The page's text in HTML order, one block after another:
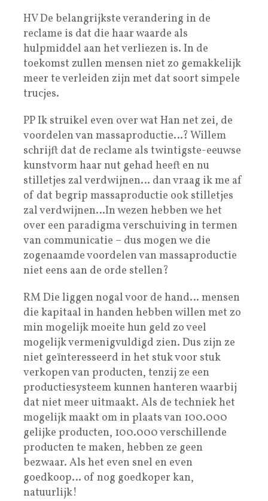
HV De belangrijkste verandering in de
reclame is dat die haar waarde als
hulpmiddel aan het verliezen is. In de
toekomst zullen mensen niet zo gemakkelijk
meer te verleiden zijn met dat soort simpele
trucjes.
PP Ik struikel even over wat Han net zei, de
voordelen van massaproductie…? Willem
schrijft dat de reclame als twintigste-eeuwse
kunstvorm haar nut gehad heeft en nu
stilletjes zal verdwijnen… dan vraag ik me af
of dat begrip massaproductie ook stilletjes
zal verdwijnen…In wezen hebben we het
over een paradigma verschuiving in termen
van communicatie – dus mogen we die
zogenaamde voordelen van massaproductie
niet eens aan de orde stellen?
RM Die liggen nogal voor de hand… mensen
die kapitaal in handen hebben willen met zo
min mogelijk moeite hun geld zo veel
mogelijk vermenigvuldigd zien. Dus zijn ze
niet geïnteresseerd in het stuk voor stuk
verkopen van producten, tenzij ze een
productiesysteem kunnen hanteren waarbij
dat niet meer uitmaakt. Als de techniek het
mogelijk maakt om in plaats van 100.000
gelijke producten, 100.000 verschillende
producten te maken, hebben ze geen
bezwaar. Als het even snel en even
goedkoop… of nog goedkoper kan,
natuurlijk!